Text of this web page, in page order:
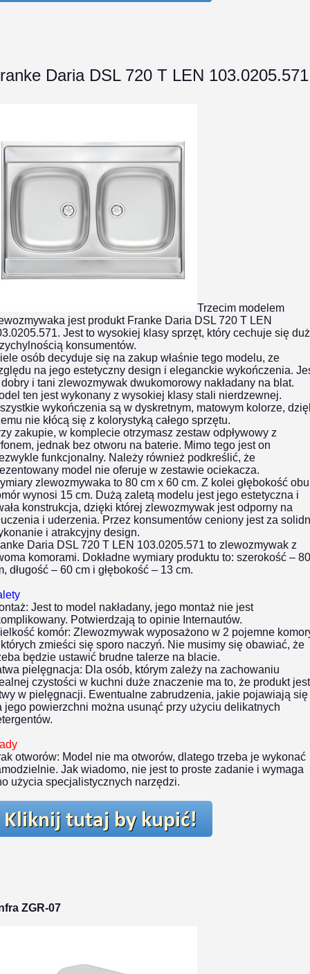
Daria DSL 720 T LEN 103.0205.571
Trzecim modelem
jest produkt Franke Daria DSL 720 T LEN
Jest to wysokiej klasy sprzęt, który cechuje się
konsumentów.
osób decyduje się na zakup właśnie tego modelu, ze
na jego estetyczny design i eleganckie wykończenia.
dobry i tani zlewozmywak dwukomorowy nakładany na blat.
ten jest wykonany z wysokiej klasy stali nierdzewnej.
wykończenia są w dyskretnym, matowym kolorze,
nie kłócą się z kolorystyką całego sprzętu.
zakupie, w komplecie otrzymasz zestaw odpływowy z
jednak bez otworu na baterie. Mimo tego jest on
funkcjonalny. Należy również podkreślić, że
model nie oferuje w zestawie ociekacza.
zlewozmywaka to 80 cm x 60 cm. Z kolei głębokość obu
wynosi 15 cm. Dużą zaletą modelu jest jego estetyczna i
konstrukcja, dzięki której zlewozmywak jest odporny na
i uderzenia. Przez konsumentów ceniony jest za
i atrakcyjny design.
Daria DSL 720 T LEN 103.0205.571 to zlewozmywak z
komorami. Dokładne wymiary produktu to: szerokość – 80
długość – 60 cm i głębokość – 13 cm.
Jest to model nakładany, jego montaż nie jest
Potwierdzają to opinie Internautów.
komór: Zlewozmywak wyposażono w 2 pojemne
zmieści się sporo naczyń. Nie musimy się obawiać, że
będzie ustawić brudne talerze na blacie.
pielęgnacja: Dla osób, którym zależy na zachowaniu
czystości w kuchni duże znaczenie ma to, że produkt jest
w pielęgnacji. Ewentualne zabrudzenia, jakie pojawiają się
jego powierzchni można usunąć przy użyciu delikatnych
otworów: Model nie ma otworów, dlatego trzeba je wykonać
Jak wiadomo, nie jest to proste zadanie i wymaga
użycia specjalistycznych narzędzi.
ZGR-07